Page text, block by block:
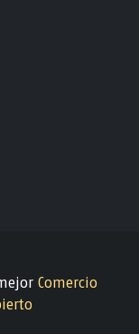
Comercio